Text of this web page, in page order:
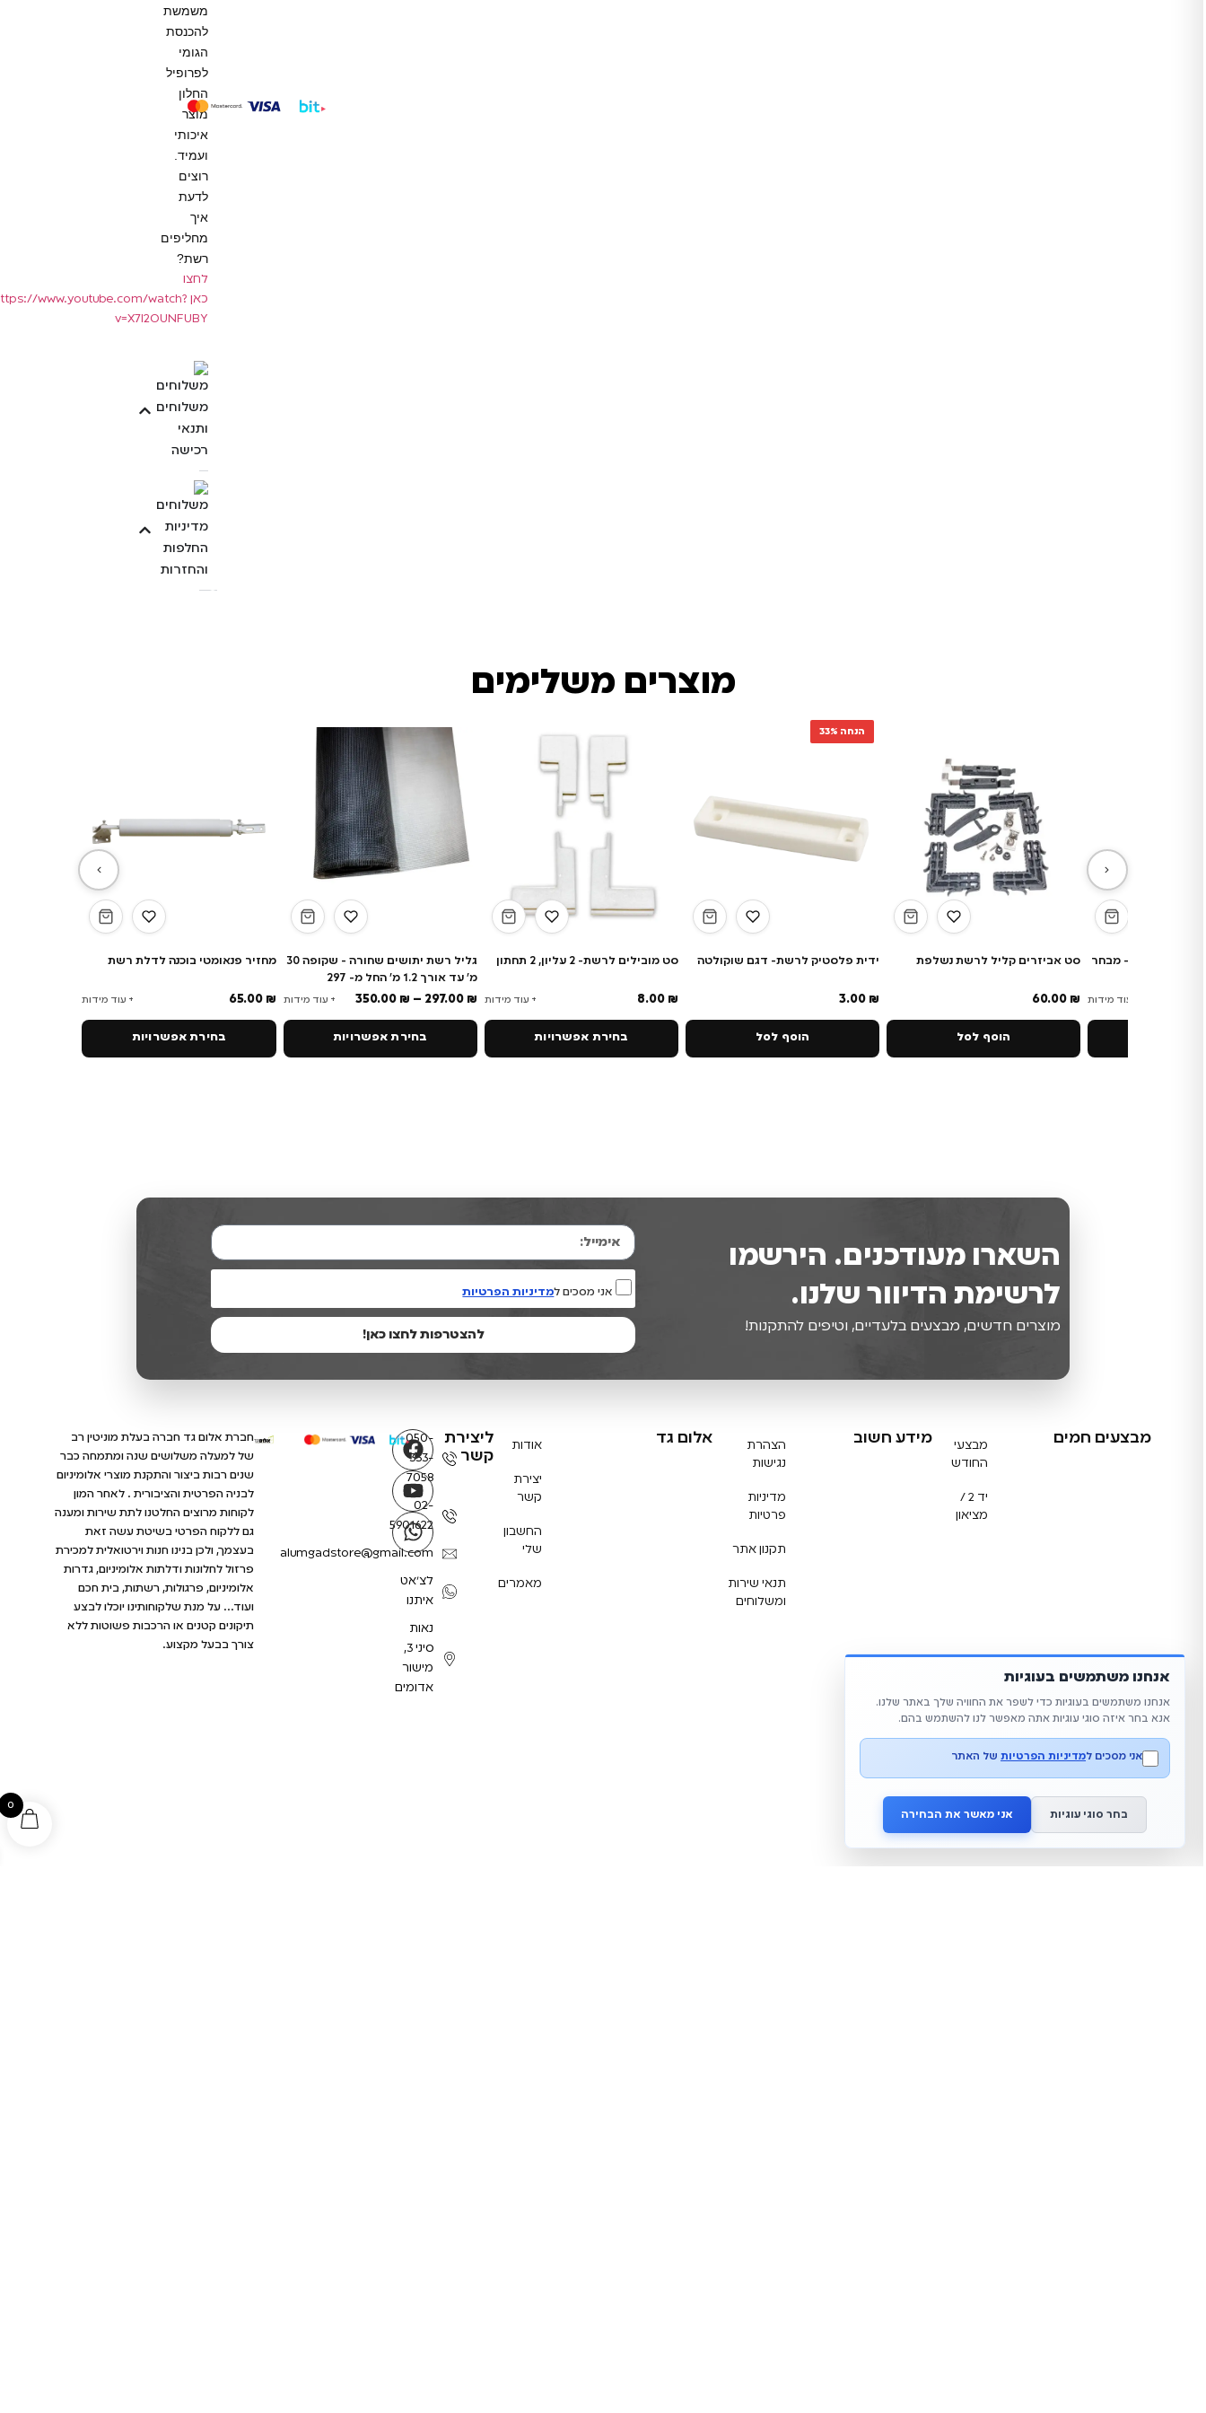
0
משמשת
להכנסת
הגומי
לפרופיל
החלון
מוצר
איכותי
ועמיד.
רוצים
לדעת
איך
מחליפים
רשת?
לחצו
כאן www.youtube.com/watch?
v=X7l2OUNFUBY
משלוחים
ותנאי
רכישה
מדיניות
החלפות
והחזרות
מוצרים משלימים
מחזיר פנאומטי בוכנה לדלת רשת
65.00₪ + עוד מידות
בחירת אפשרויות
גליל רשת יתושים שחורה - שקופה 30
מ' עד אורך 1.2 מ' החל מ- 297
297.00₪
–
350.00₪ + עוד מידות
בחירת אפשרויות
סט מובילים לרשת- 2 עליון, 2 תחתון
8.00₪ + עוד מידות
בחירת אפשרויות
הנחה 33%
ידית פלסטיק לרשת- דגם שוקולטה
3.00₪
הוסף לסל
סט אביזרים קליל לרשת נשלפת
60.00₪
הוסף לסל
ידית עץ- מבחר
+ עוד מידות
השארו מעודכנים. הירשמו
לרשימת הדיוור שלנו.
מוצרים חדשים, מבצעים בלעדיים, וטיפים להתקנות!
אני מסכים למדיניות הפרטיות
להצטרפות לחצו כאן!
מבצעים חמים
מבצעי
החודש
יד 2 /
מציאון
מידע חשוב
הצהרת
נגישות
מדיניות
פרטיות
תקנון אתר
תנאי שירות
ומשלוחים
אלום גד אודות
יצירת
קשר
החשבון
שלי
מאמרים
ליצירת
קשר
050-
333-
7058
02-
5901622
alumgadstore@gmail.com
לצ'אט
איתנו
נאות
סיני 3,
מישור
אדומים
חברת אלום גד חברה בעלת מוניטין רב
של למעלה משלושים שנה ומתמחה כבר
שנים רבות ביצור והתקנת מוצרי אלומיניום
לבניה הפרטית והציבורית . לאחר המון
לקוחות מרוצים החלטנו לתת שירות ומענה
גם ללקוח הפרטי בשיטת עשה זאת
בעצמך, ולכן בנינו חנות וירטואלית למכירת
פרזול לחלונות ודלתות אלומיניום, גדרות
אלומיניום, פרגולות, רשתות, בית חכם
ועוד… על מנת שלקוחותינו יוכלו לבצע
תיקונים קטנים או הרכבות פשוטות ללא
צורך בבעל מקצוע.
אנחנו משתמשים בעוגיות
אנחנו משתמשים בעוגיות כדי לשפר את החוויה שלך באתר שלנו.
אנא בחר איזה סוגי עוגיות אתה מאפשר לנו להשתמש בהם.
אני מסכים למדיניות הפרטיותשל האתר
בחר סוגי עוגיות אני מאשר את הבחירה